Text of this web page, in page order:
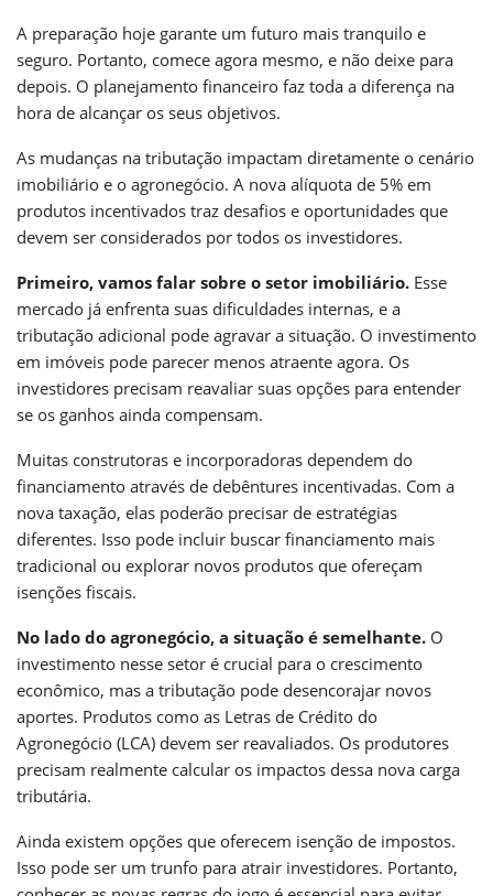
A preparação hoje garante um futuro mais tranquilo e
seguro. Portanto, comece agora mesmo, e não deixe para
depois. O planejamento financeiro faz toda a diferença na
hora de alcançar os seus objetivos.
As mudanças na tributação impactam diretamente o cenário
imobiliário e o agronegócio. A nova alíquota de 5% em
produtos incentivados traz desafios e oportunidades que
devem ser considerados por todos os investidores.
Primeiro, vamos falar sobre o setor imobiliário. Esse
mercado já enfrenta suas dificuldades internas, e a
tributação adicional pode agravar a situação. O investimento
em imóveis pode parecer menos atraente agora. Os
investidores precisam reavaliar suas opções para entender
se os ganhos ainda compensam.
Muitas construtoras e incorporadoras dependem do
financiamento através de debêntures incentivadas. Com a
nova taxação, elas poderão precisar de estratégias
diferentes. Isso pode incluir buscar financiamento mais
tradicional ou explorar novos produtos que ofereçam
isenções fiscais.
No lado do agronegócio, a situação é semelhante. O
investimento nesse setor é crucial para o crescimento
econômico, mas a tributação pode desencorajar novos
aportes. Produtos como as Letras de Crédito do
Agronegócio (LCA) devem ser reavaliados. Os produtores
precisam realmente calcular os impactos dessa nova carga
tributária.
Ainda existem opções que oferecem isenção de impostos.
Isso pode ser um trunfo para atrair investidores. Portanto,